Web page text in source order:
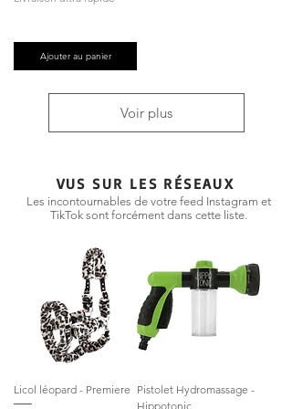
Ajouter au panier
Voir plus
VUS SUR LES RÉSEAUX
Les incontournables de votre feed Instagram et
TikTok sont forcément dans cette liste.
Licol léopard - Premiere Pistolet Hydromassage -
Hippotonic